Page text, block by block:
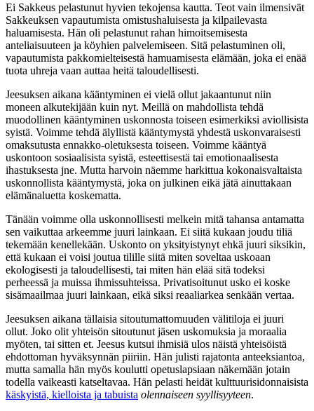
Ei Sakkeus pelastunut hyvien tekojensa kautta. Teot vain ilmensivät
Sakkeuksen vapautumista omistushaluisesta ja kilpailevasta
haluamisesta. Hän oli pelastunut rahan himoitsemisesta
anteliaisuuteen ja köyhien palvelemiseen. Sitä pelastuminen oli,
vapautumista pakkomielteisestä hamuamisesta elämään, joka ei enää
tuota uhreja vaan auttaa heitä taloudellisesti.
Jeesuksen aikana kääntyminen ei vielä ollut jakaantunut niin
moneen alkutekijään kuin nyt. Meillä on mahdollista tehdä
muodollinen kääntyminen uskonnosta toiseen esimerkiksi aviollisista
syistä. Voimme tehdä älyllistä kääntymystä yhdestä uskonvaraisesti
omaksutusta ennakko-oletuksesta toiseen. Voimme kääntyä
uskontoon sosiaalisista syistä, esteettisestä tai emotionaalisesta
ihastuksesta jne. Mutta harvoin näemme harkittua kokonaisvaltaista
uskonnollista kääntymystä, joka on julkinen eikä jätä ainuttakaan
elämänaluetta koskematta.
Tänään voimme olla uskonnollisesti melkein mitä tahansa antamatta
sen vaikuttaa arkeemme juuri lainkaan. Ei siitä kukaan joudu tiliä
tekemään kenellekään. Uskonto on yksityistynyt ehkä juuri siksikin,
että kukaan ei voisi joutua tilille siitä miten soveltaa uskoaan
ekologisesti ja taloudellisesti, tai miten hän elää sitä todeksi
perheessä ja muissa ihmissuhteissa. Privatisoitunut usko ei koske
sisämaailmaa juuri lainkaan, eikä siksi reaaliarkea senkään vertaa.
Jeesuksen aikana tällaisia sitoutumattomuuden välitiloja ei juuri
ollut. Joko olit yhteisön sitoutunut jäsen uskomuksia ja moraalia
myöten, tai sitten et. Jeesus kutsui ihmisiä ulos näistä yhteisöistä
ehdottoman hyväksynnän piiriin. Hän julisti rajatonta anteeksiantoa,
mutta samalla hän myös koulutti opetuslapsiaan näkemään jotain
todella vaikeasti katseltavaa. Hän pelasti heidät kulttuurisidonnaisista
käskyistä, kielloista ja tabuista olennaiseen syyllisyyteen.